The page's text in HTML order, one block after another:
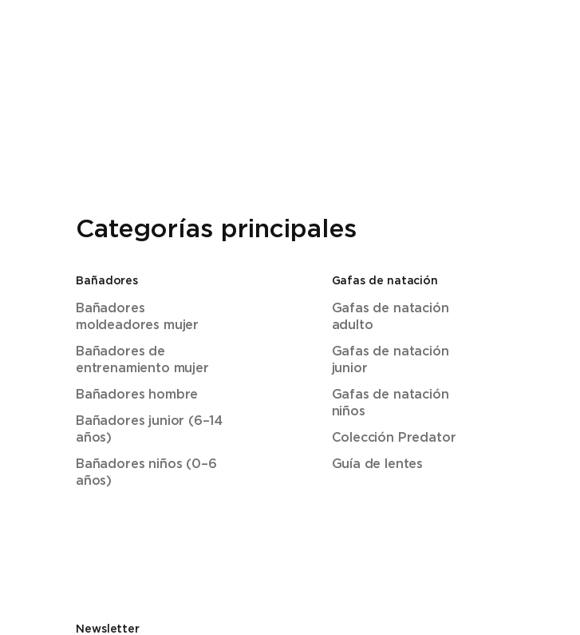
Categorías principales
Bañadores
Bañadores
moldeadores mujer
Bañadores de
entrenamiento mujer
Bañadores hombre
Bañadores junior (6–14
años)
Bañadores niños (0–6
años)
Gafas de natación
Gafas de natación
adulto
Gafas de natación
junior
Gafas de natación
niños
Colección Predator
Guía de lentes
Newsletter